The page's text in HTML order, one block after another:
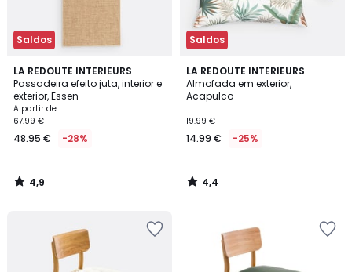
Saldos
LA REDOUTE INTERIEURS
Passadeira efeito juta, interior e
exterior, Essen
A partir de
67.99 €
48.95 € -28%
4,9
/ 5
4,9
/
Saldos
LA REDOUTE INTERIEURS
Almofada em exterior,
Acapulco
19.99 €
14.99 € -25%
4,4
/ 5
4,4
/